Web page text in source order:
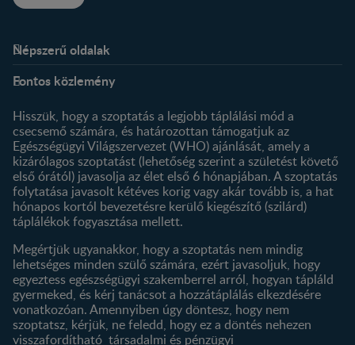
Népszerű oldalak
Kapcsolat
Történetünk
Profilom
Termékeink
Termék kereső
Fontos közlemény
Hisszük, hogy a szoptatás a legjobb táplálási mód a
csecsemő számára, és határozottan támogatjuk az
Egészségügyi Világszervezet (WHO) ajánlását, amely a
kizárólagos szoptatást (lehetőség szerint a születést követő
első órától) javasolja az élet első 6 hónapjában. A szoptatás
folytatása javasolt kétéves korig vagy akár tovább is, a hat
hónapos kortól bevezetésre kerülő kiegészítő (szilárd)
táplálékok fogyasztása mellett.
Megértjük ugyanakkor, hogy a szoptatás nem mindig
lehetséges minden szülő számára, ezért javasoljuk, hogy
egyeztess egészségügyi szakemberrel arról, hogyan tápláld
gyermeked, és kérj tanácsot a hozzátáplálás elkezdésére
vonatkozóan. Amennyiben úgy döntesz, hogy nem
szoptatsz, kérjük, ne feledd, hogy ez a döntés nehezen
visszafordítható társadalmi és pénzügyi